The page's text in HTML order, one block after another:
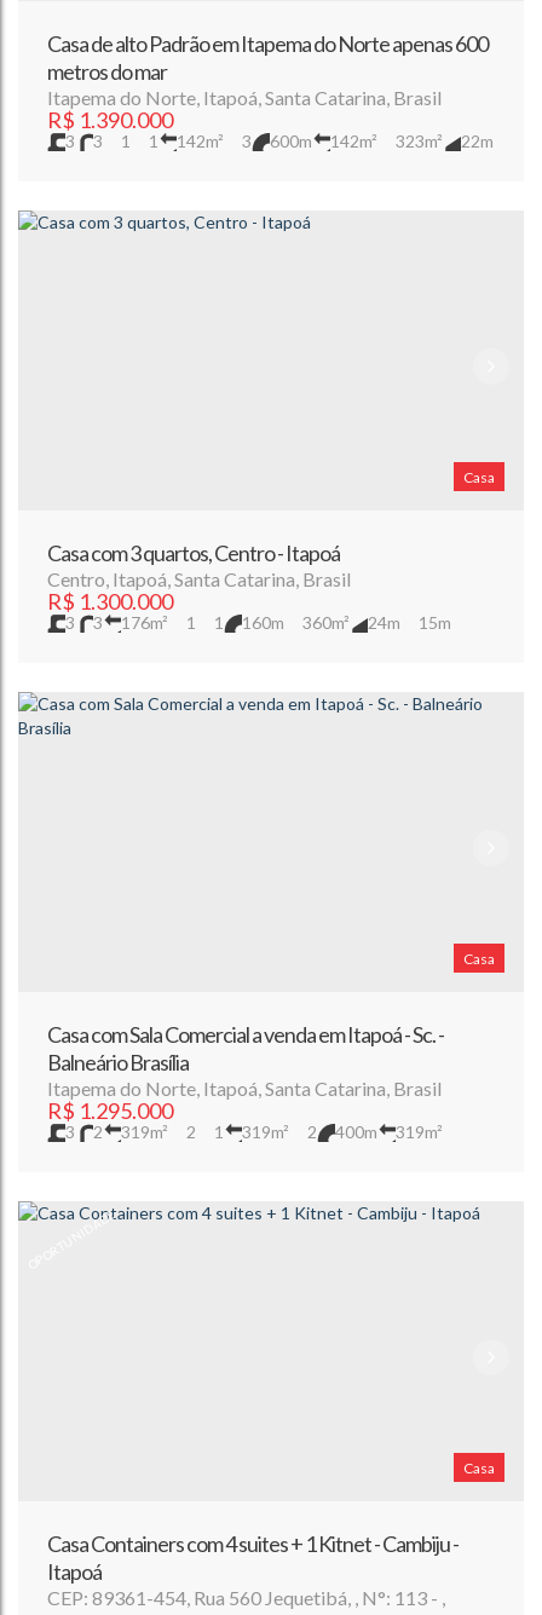
Casa de alto Padrão em Itapema do Norte apenas 600
metros do mar
R$ 1.390.000
Itapema do Norte, Itapoá,Santa Catarina, Brasil
3 3 1 1 142m² 3 600m 142m² 323m²
22m
Casa
Casa com 3 quartos, Centro - Itapoá
R$ 1.300.000
Centro, Itapoá,Santa Catarina, Brasil
3 3 176m² 1 1 160m 360m² 24m 15m
Casa
Casa com Sala Comercial a venda em Itapoá - Sc. -
Balneário Brasília
R$ 1.295.000
Itapema do Norte, Itapoá,Santa Catarina, Brasil
3 2 319m² 2 1 319m² 2 400m
319m²
OPORTUNIDADE
Casa
Casa Containers com 4 suites + 1 Kitnet - Cambiju -
Itapoá
CEP: 89361-454, Rua 560 Jequetibá , N°: 113
,